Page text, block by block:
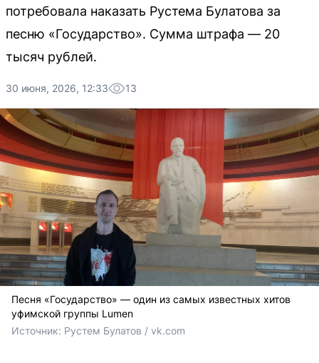
потребовала наказать Рустема Булатова за
песню «Государство». Сумма штрафа — 20
тысяч рублей.
30 июня, 2026, 12:33 13
Песня «Государство» — один из самых известных хитов
уфимской группы Lumen
Источник: Рустем Булатов / vk.com